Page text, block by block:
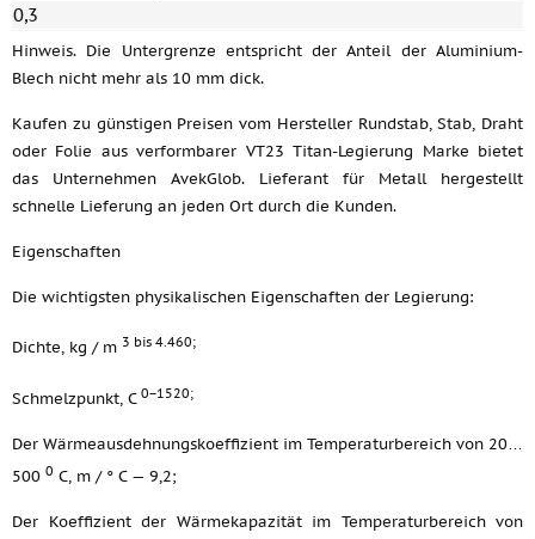
0,3
Hinweis. Die Untergrenze entspricht der Anteil der Aluminium-
Blech nicht mehr als 10 mm dick.
Kaufen zu günstigen Preisen vom Hersteller Rundstab, Stab, Draht
oder Folie aus verformbarer VT23 Titan-Legierung Marke bietet
das Unternehmen AvekGlob. Lieferant für Metall hergestellt
schnelle Lieferung an jeden Ort durch die Kunden.
Eigenschaften
Die wichtigsten physikalischen Eigenschaften der Legierung:
Dichte, kg / m 3 bis 4.460;
Schmelzpunkt, C 0−1520;
Der Wärmeausdehnungskoeffizient im Temperaturbereich von 20…
500 0 C, m / ° C — 9,2;
Der Koeffizient der Wärmekapazität im Temperaturbereich von